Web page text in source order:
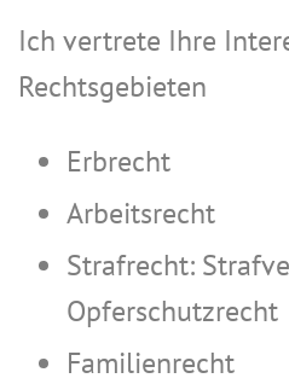
Ich vertrete Ihre
Rechtsgebieten
Erbrecht
Arbeitsrecht
Strafrecht:
Opferschutzrecht
Familienrecht